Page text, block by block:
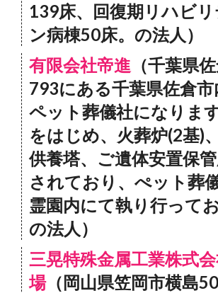
139床、回復期リハビリ
ン病棟50床。の法人）
有限会社帝進 （千葉県
793にある千葉県佐倉
ペット葬儀社になりま
をはじめ、火葬炉(2基)
供養塔、ご遺体安置保
されており、ぺット葬
霊園内にて執り行って
の法人）
三晃特殊金属工業株式
場（岡山県笠岡市横島